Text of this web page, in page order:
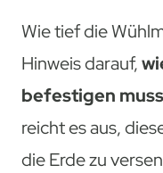
Wie tief die
Hinweis darauf,
befestigen
reicht es aus,
die Erde zu